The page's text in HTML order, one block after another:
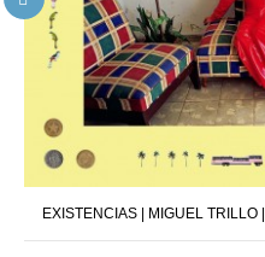
EXISTENCIAS | MIGUEL